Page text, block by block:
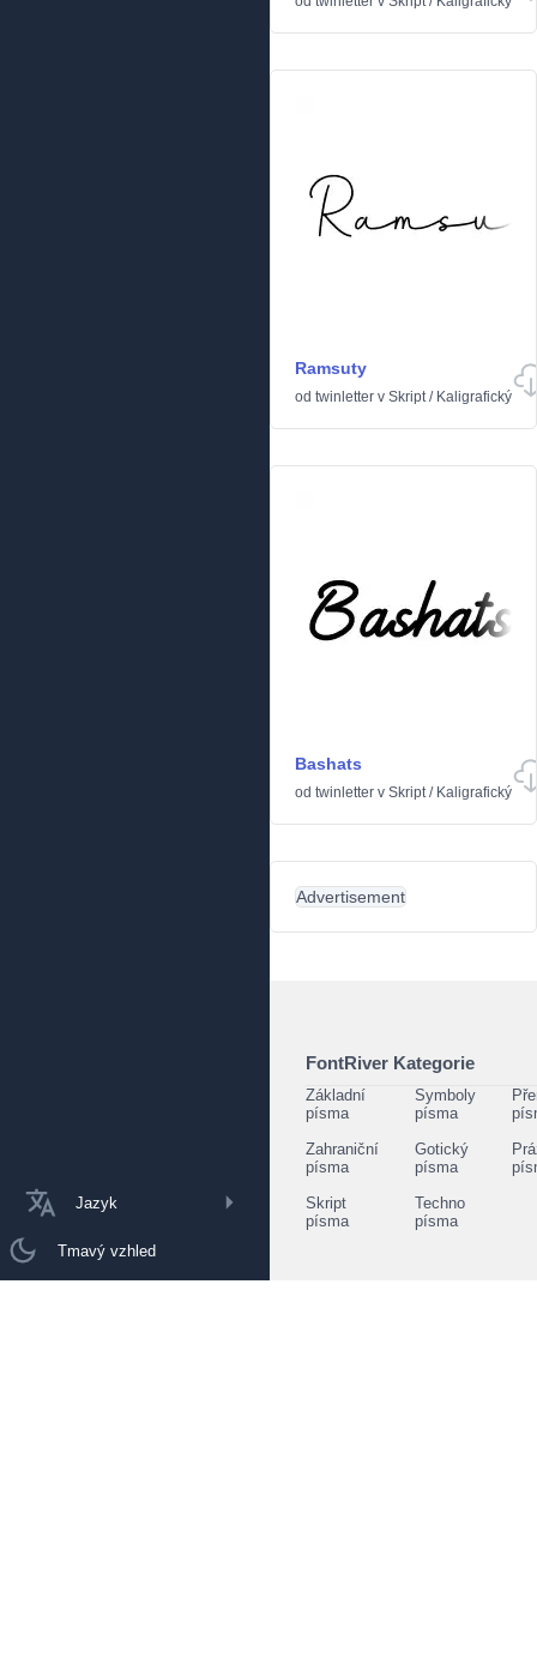
Jazyk
Tmavý vzhled
Ramsuty
od twinletter v Skript/ Kaligrafický
Bashats
od twinletter v Skript/ Kaligrafický
Advertisement
FontRiver Kategorie
Základní
písma
Symboly
písma
Zahraniční
písma
Gotický
písma
Skript
písma
Techno
písma